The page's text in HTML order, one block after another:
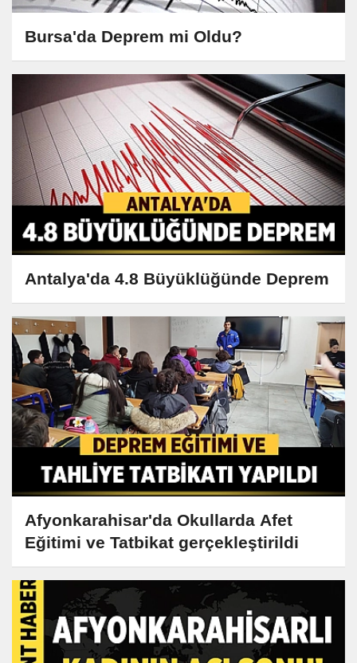
Bursa'da Deprem mi Oldu?
Antalya'da 4.8 Büyüklüğünde Deprem
Afyonkarahisar'da Okullarda Afet
Eğitimi ve Tatbikat gerçekleştirildi